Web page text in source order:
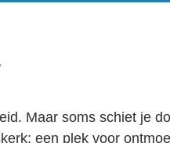
Maar soms schiet je
een plek voor